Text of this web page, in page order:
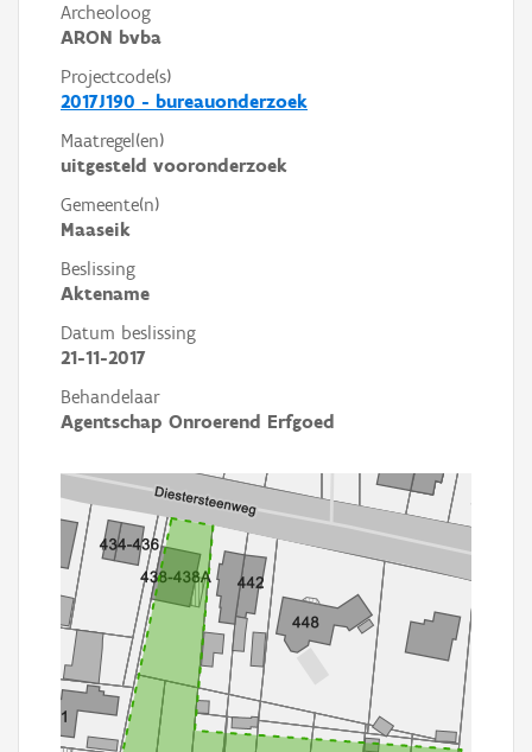
Archeoloog
ARON bvba
Projectcode(s)
2017J190 - bureauonderzoek
Maatregel(en)
uitgesteld vooronderzoek
Gemeente(n)
Maaseik
Beslissing
Aktename
Datum beslissing
21-11-2017
Behandelaar
Agentschap Onroerend Erfgoed